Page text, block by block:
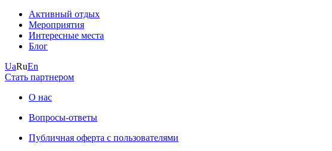
Активный отдых
Мероприятия
Интересные места
Блог
UaRuEn
Стать партнером
О нас
Вопросы-ответы
Публичная оферта с пользователями